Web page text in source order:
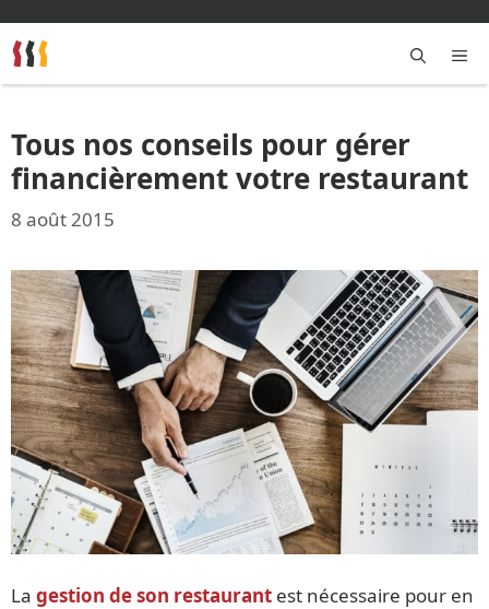
au
contenu
Tous nos conseils pour gérer
financièrement votre restaurant
8 août 2015
La gestion de son restaurant est nécessaire pour en